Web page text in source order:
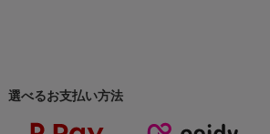
選べるお支払い方法